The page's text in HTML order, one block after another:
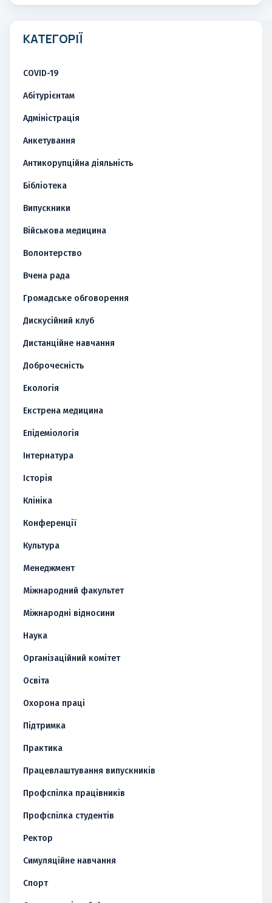
КАТЕГОРІЇ
COVID-19
Абітурієнтам
Адміністрація
Анкетування
Антикорупційна діяльність
Бібліотека
Випускники
Військова медицина
Волонтерство
Вчена рада
Громадське обговорення
Дискусійний клуб
Дистанційне навчання
Доброчесність
Екологія
Екстрена медицина
Епідеміологія
Інтернатура
Історія
Клініка
Конференції
Культура
Менеджмент
Міжнародний факультет
Міжнародні відносини
Наука
Організаційний комітет
Освіта
Охорона праці
Підтримка
Практика
Працевлаштування випускників
Профспілка працівників
Профспілка студентів
Ректор
Симуляційне навчання
Спорт